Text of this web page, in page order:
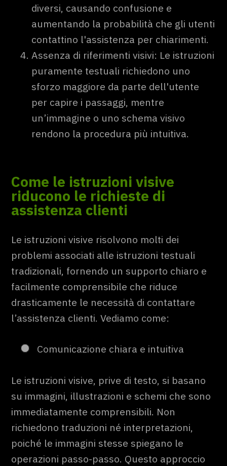
diversi, causando confusione e
aumentando la probabilità che gli utenti
contattino l'assistenza per chiarimenti.
Assenza di riferimenti visivi: Le istruzioni
puramente testuali richiedono uno
sforzo maggiore da parte dell'utente
per capire i passaggi, mentre
un’immagine o uno schema visivo
rendono la procedura più intuitiva.
Come le istruzioni visive
riducono le richieste di
assistenza clienti
Le istruzioni visive risolvono molti dei
problemi associati alle istruzioni testuali
tradizionali, fornendo un supporto chiaro e
facilmente comprensibile che riduce
drasticamente le necessità di contattare
l’assistenza clienti. Vediamo come:
Comunicazione chiara e intuitiva
Le istruzioni visive, prive di testo, si basano
su immagini, illustrazioni e schemi che sono
immediatamente comprensibili. Non
richiedono traduzioni né interpretazioni,
poiché le immagini stesse spiegano le
operazioni passo-passo. Questo approccio